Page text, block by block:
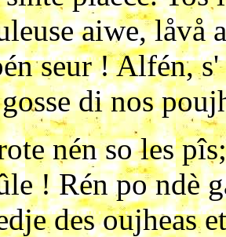
aiwe, låvå
seur ! Alfén,
di nos
nén so les
! Rén po ndè
des oujheas